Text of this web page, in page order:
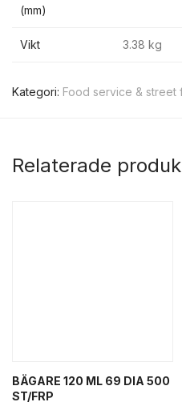
(mm)
Vikt 3.38 kg
Kategori: Food service & street
Relaterade
BÄGARE 120 ML 69 DIA 500
ST/FRP